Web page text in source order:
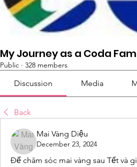
My Journey as a Coda
Public · 328 members
Discussion Media
Back
Mai Vàng Diệu
December 23, 2024
Để chăm sóc mai vàng sau Tết và